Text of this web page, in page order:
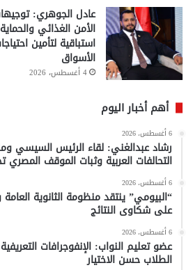
عادل الجوهري:
الأمن الغذائي
استباقية لتأمين
الأسواق
4 أغسطس، 2026
أهم أخبار اليوم
6 أغسطس، 2026
رشاد عبدالغني: لقاء الرئيس السيسي
التحالفات العربية وثبات الموقف المصري
6 أغسطس، 2026
“البيومي” ينتقد منظومة الثانوية
على شكاوى النتائج
6 أغسطس، 2026
عضو تعليم النواب: الإنفوجرافات
الطلاب حسن الاختيار